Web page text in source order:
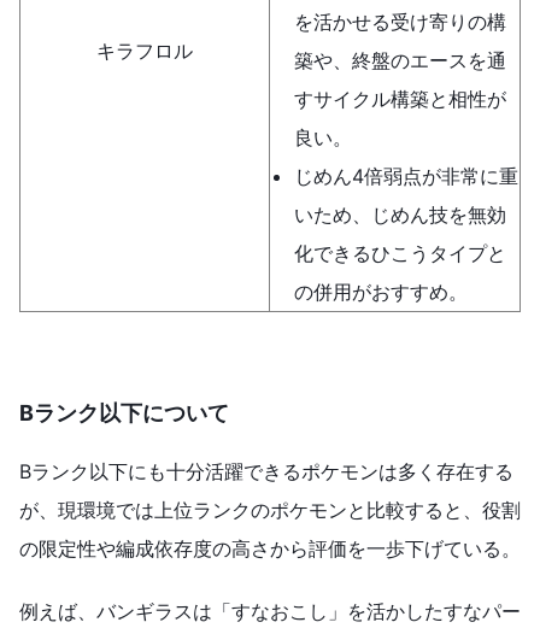
キラフロル
を活かせる受け寄りの構
築や、終盤のエースを通
すサイクル構築と相性が
良い。
じめん4倍弱点が非常に重
いため、じめん技を無効
化できるひこうタイプと
の併用がおすすめ。
Bランク以下について
Bランク以下にも十分活躍できるポケモンは多く存在する
が、現環境では上位ランクのポケモンと比較すると、役割
の限定性や編成依存度の高さから評価を一歩下げている。
例えば、バンギラスは「すなおこし」を活かしたすなパー